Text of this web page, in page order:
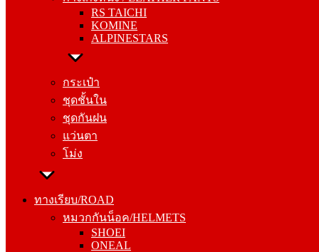
RS TAICHI
KOMINE
ALPINESTARS
กระเป๋า
ชุดชั้นใน
ชุดกันฝน
แว่นตา
โม่ง
ทางเรียบ/ROAD
หมวกกันน็อค/HELMETS
SHOEI
ONEAL
ALPINESTARS
กระเป๋า
ชุดชั้นใน
ชุดกันฝน
แว่นตา
โม่ง
ทางเรียบ/ROAD
หมวกกันน็อค/HELMETS
SHOEI
ONEAL